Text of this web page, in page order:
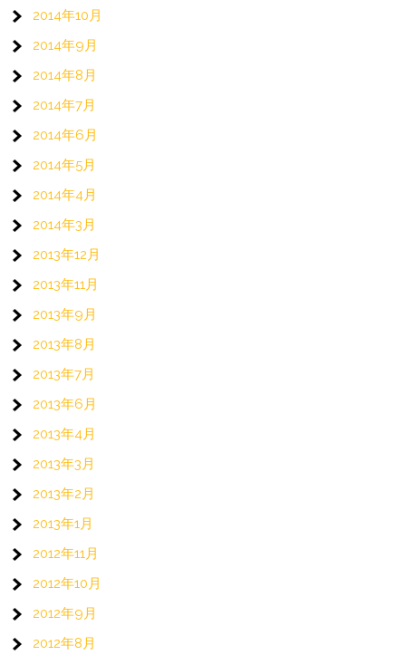
2014年10月
2014年9月
2014年8月
2014年7月
2014年6月
2014年5月
2014年4月
2014年3月
2013年12月
2013年11月
2013年9月
2013年8月
2013年7月
2013年6月
2013年4月
2013年3月
2013年2月
2013年1月
2012年11月
2012年10月
2012年9月
2012年8月